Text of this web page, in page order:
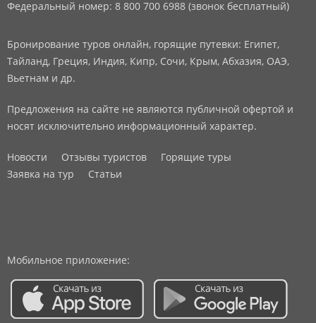
Федеральный номер: 8 800 700 6988 (звонок бесплатный)
Бронирование туров онлайн, горящие путевки: Египет,
Тайланд, Греция, Индия, Кипр, Сочи, Крым, Абхазия, ОАЭ,
Вьетнам и др.
Предложения на сайте не являются публичной офертой и
носят исключительно информационный характер.
Новости Отзывы туристов
Горящие туры
Заявка на тур
Статьи
Мобильное приложение: